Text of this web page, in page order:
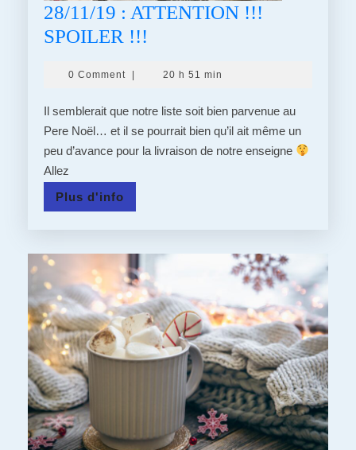
28/11/19 : ATTENTION !!!
SPOILER !!!
ATTENTION
!!!
SPOILER
!!!
0 Comment | 20 h 51 min
Il semblerait que notre liste soit bien parvenue au
Pere Noël… et il se pourrait bien qu’il ait même un
peu d’avance pour la livraison de notre enseigne
Allez
Plus d'info
d'info